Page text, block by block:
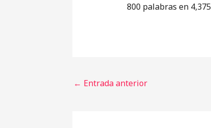
800 palabras en
← Entrada anterior